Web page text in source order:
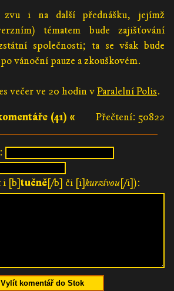
zvu i na další přednášku, jejímž
tématem bude zajišťování
společnosti; ta se však bude
vánoční pauze a zkouškovém.
večer ve 20 hodin vParalelní Polis.
Přečtení: 50822
(41) «
i [b]tučně[/b] či [i]kurzívou[/i]):
Vylít komentář do Stok